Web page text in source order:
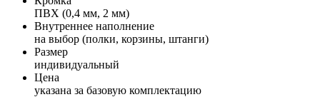
ПВХ (0,4 мм, 2 мм)
Внутреннее наполнение
на выбор (полки, корзины, штанги)
Размер
индивидуальный
Цена
указана за базовую комплектацию